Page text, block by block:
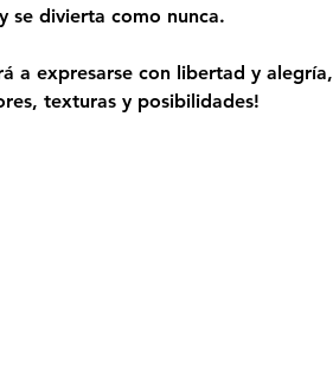
se divierta como nunca.
a expresarse con libertad y alegría,
texturas y posibilidades!